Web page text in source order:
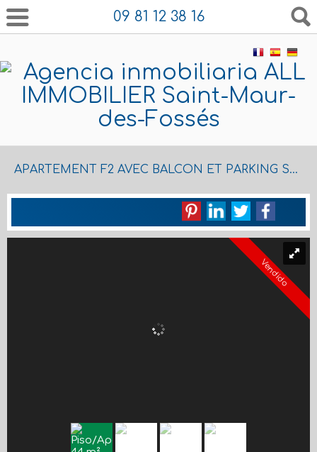
09 81 12 38 16
APARTEMENT F2 AVEC BALCON ET PARKING SECURISE
Vendido